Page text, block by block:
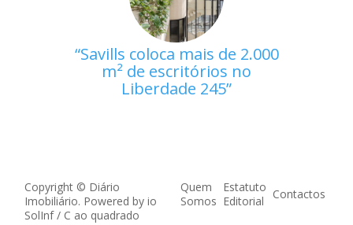
Savills coloca mais de 2.000
m² de escritórios no
Liberdade 245
Copyright © Diário
Imobiliário. Powered by io
SolInf/ C ao quadrado
Quem
Somos
Estatuto
Editorial
Contactos